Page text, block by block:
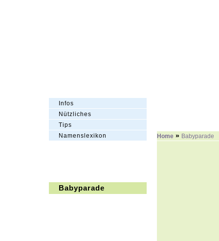
Infos
Nützliches
Tips
Namenslexikon
Babyparade
Home » Babyparade